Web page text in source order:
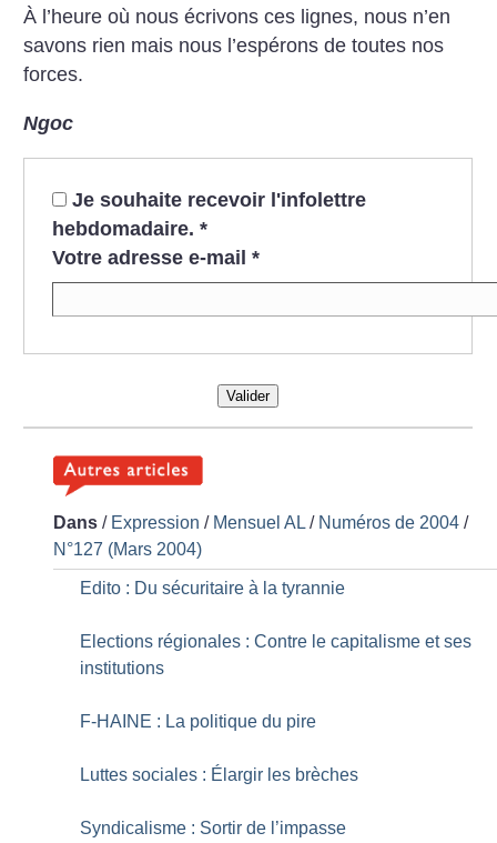
À l’heure où nous écrivons ces lignes, nous n’en
savons rien mais nous l’espérons de toutes nos
forces.
Ngoc
Je souhaite recevoir l'infolettre
hebdomadaire. *
Votre adresse e-mail *
Valider
Dans / Expression / Mensuel AL / Numéros de 2004 /
N°127 (Mars 2004)
Edito : Du sécuritaire à la tyrannie
Elections régionales : Contre le capitalisme et ses
institutions
F-HAINE : La politique du pire
Luttes sociales : Élargir les brèches
Syndicalisme : Sortir de l’impasse